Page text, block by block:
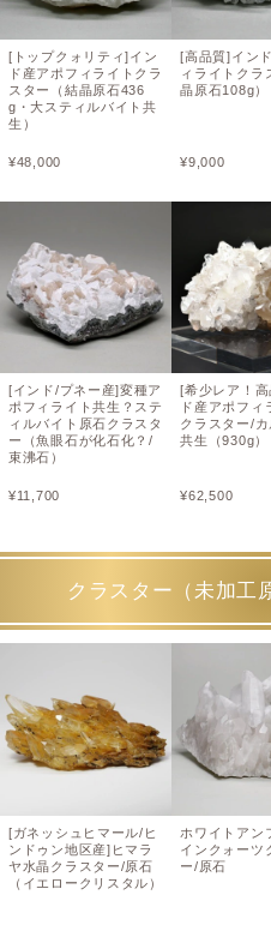
[トップクォリティ]イン
ド産アポフィライトクラ
スター（結晶原石436
g・大スティルバイト共
生）
¥48,000
[インド/プネー産]変種ア
ポフィライト共生？ステ
ィルバイト原石クラスタ
ー（魚眼石が化石化？/
束沸石）
¥11,700
[高品質]イン
ィライトクラ
晶原石108g）
¥9,000
[希少レア！
ド産アポフィ
クラスター/カ
共生（930g）
¥62,500
クラスター（未加工
[ガネッシュヒマール/ヒ
ンドゥン地区産]ヒマラ
ヤ水晶クラスター/原石
（イエロークリスタル）
ホワイトアン
インクォーツ
ー/原石